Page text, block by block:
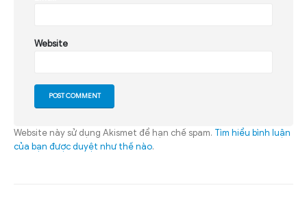
Website
Website này sử dụng Akismet để hạn chế spam. Tìm hiểu bình luận
của bạn được duyệt như thế nào.